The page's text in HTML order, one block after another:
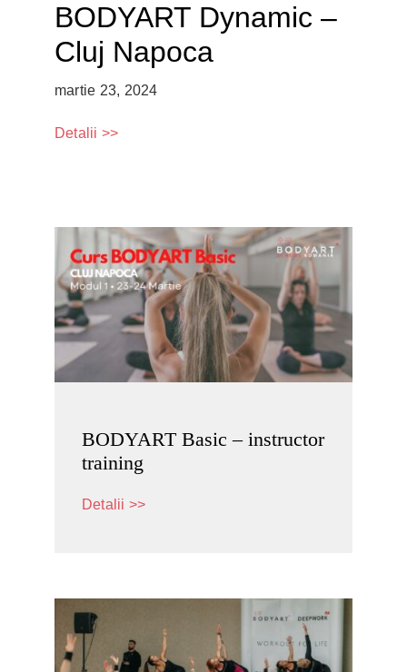
BODYART Dynamic –
Cluj Napoca
martie 23, 2024
Detalii >>
BODYART Basic – instructor
training
Detalii >>